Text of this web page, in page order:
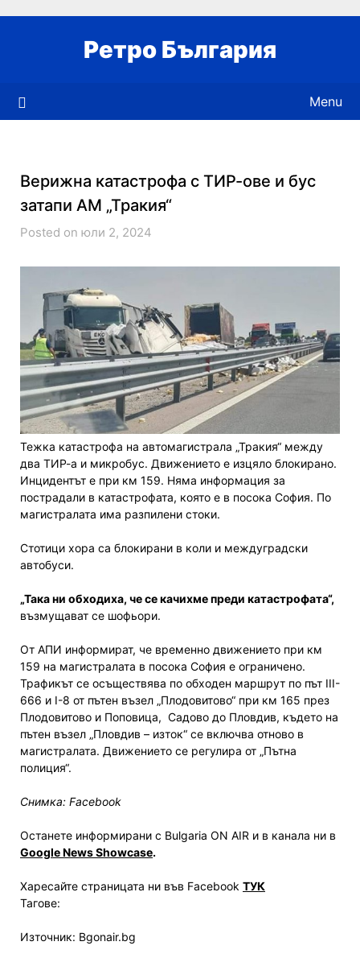
Ретро България
Menu
Верижна катастрофа с ТИР-ове и бус
затапи АМ „Тракия“
Posted on юли 2, 2024
Тежка катастрофа на автомагистрала „Тракия“ между
два ТИР-а и микробус. Движението е изцяло блокирано.
Инцидентът е при км 159. Няма информация за
пострадали в катастрофата, която е в посока София. По
магистралата има разпилени стоки.
Стотици хора са блокирани в коли и междуградски
автобуси.
„Така ни обходиха, че се качихме преди катастрофата“,
възмущават се шофьори.
От АПИ информират, че временно движението при км
159 на магистралата в посока София е ограничено.
Трафикът се осъществява по обходен маршрут по път III-
666 и I-8 от пътен възел „Плодовитово“ при км 165 през
Плодовитово и Поповица, Садово до Пловдив, където на
пътен възел „Пловдив – изток“ се включва отново в
магистралата. Движението се регулира от „Пътна
полиция“.
Снимка: Facebook
Останете информирани с Bulgaria ON AIR и в канала ни в
Google News Showcase.
Харесайте страницата ни във Facebook ТУК
Тагове:
Източник: Bgonair.bg